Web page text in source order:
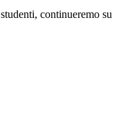
continueremo su